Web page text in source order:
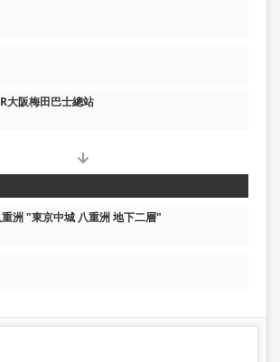
大阪梅田巴士總站
洲 "東京中城 八重洲 地下二層"